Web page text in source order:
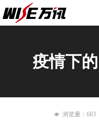
疫情下
넶 浏览量： 603